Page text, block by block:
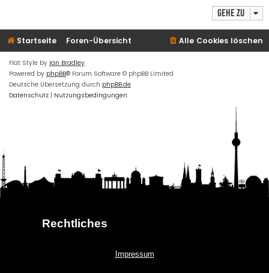
Gehe zu
Startseite Foren-Übersicht Alle Cookies löschen
Flat Style by Ian Bradley
Powered by phpBB® Forum Software © phpBB Limited
Deutsche Übersetzung durch phpBB.de
Datenschutz | Nutzungsbedingungen
Rechtliches
Impressum